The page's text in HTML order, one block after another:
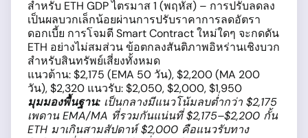
สำหรับ ETH GDP ไตรมาส 1 (พฤหัส) – การปรับลดลง
เป็นผลบวกเล็กน้อยผ่านการปรับราคาการลดอัตรา
ดอกเบี้ย การโจมตี Smart Contract ใหม่ใดๆ จะกดดัน
ETH อย่างไม่สมส่วน ข้อตกลงสันติภาพอิหร่านเชิงบวก
สำหรับสินทรัพย์เสี่ยงทั้งหมด
แนวต้าน: $2,175 (EMA 50 วัน), $2,200 (MA 200
วัน), $2,320 แนวรับ: $2,050, $2,000, $1,950
มุมมองพื้นฐาน: เป็นกลางมีแนวโน้มลบต่ำกว่า $2,175
เพดาน EMA/MA ที่รวมกันแน่นที่ $2,175–$2,200 กั้น
ETH มาเกินสามสัปดาห์ $2,000 คือแนวรับทาง